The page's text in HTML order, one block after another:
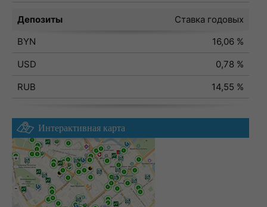
Депозиты
Ставка годовых
BYN
16,06 %
USD
0,78 %
RUB
14,55 %
Интерактивная карта